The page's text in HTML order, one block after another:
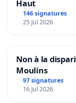
Haut
146 signatures
25 Jul 2026
Non à la
Moulins
97 signatures
16 Jul 2026